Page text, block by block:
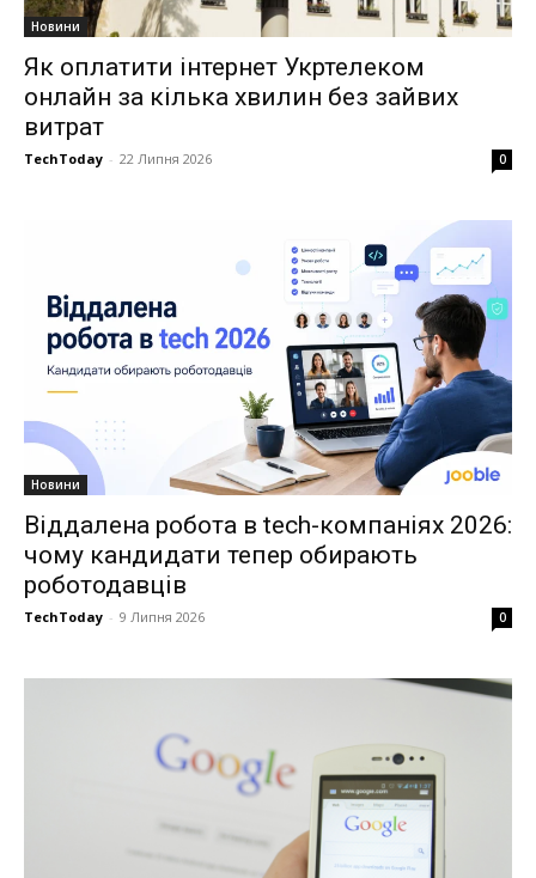
Новини
Як оплатити інтернет Укртелеком
онлайн за кілька хвилин без зайвих
витрат
TechToday - 22 Липня 2026 0
Новини
Віддалена робота в tech-компаніях 2026:
чому кандидати тепер обирають
роботодавців
TechToday - 9 Липня 2026 0